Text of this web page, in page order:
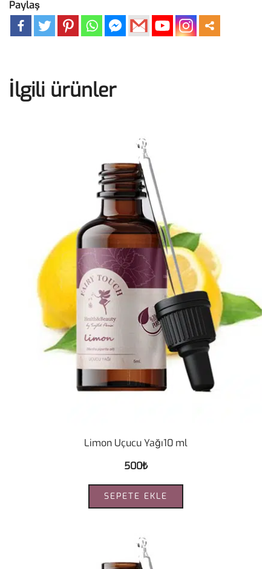
Paylaş
İlgili ürünler
Limon Uçucu Yağı10 ml
500₺
SEPETE EKLE